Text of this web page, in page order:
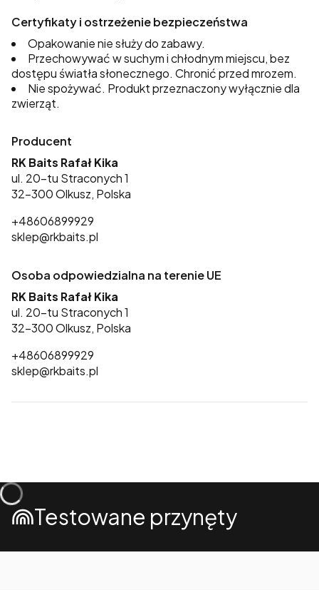
Certyfikaty i ostrzeżenie bezpieczeństwa
Opakowanie nie służy do zabawy.
Przechowywać w suchym i chłodnym miejscu, bez
dostępu światła słonecznego. Chronić przed mrozem.
Nie spożywać. Produkt przeznaczony wyłącznie dla
zwierząt.
Producent
RK Baits Rafał Kika
ul. 20-tu Straconych 1
32-300 Olkusz, Polska
+48606899929
sklep@rkbaits.pl
Osoba odpowiedzialna na terenie UE
RK Baits Rafał Kika
ul. 20-tu Straconych 1
32-300 Olkusz, Polska
+48606899929
sklep@rkbaits.pl
Testowane przynęty